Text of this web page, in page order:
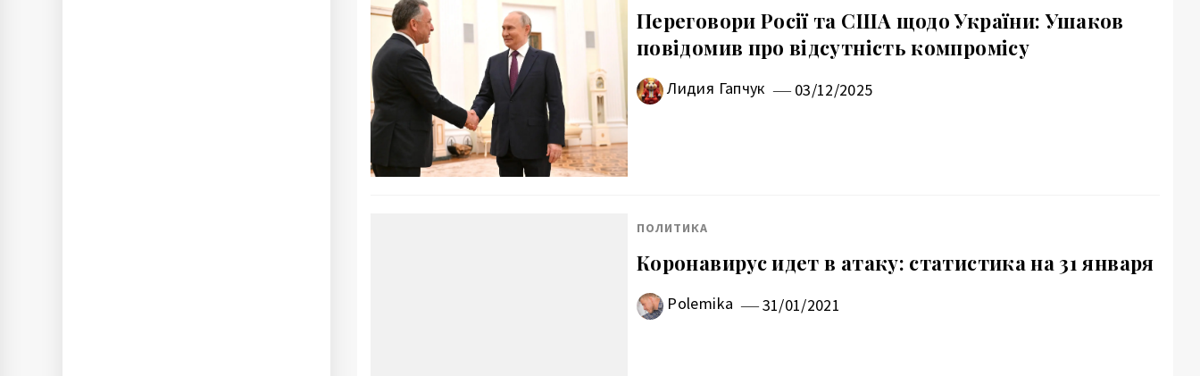
Переговори Росії та США щодо України: Ушаков
повідомив про відсутність компромісу
Лидия Гапчук 03/12/2025
ПОЛИТИКА
Коронавирус идет в атаку: статистика на 31 января
Polemika 31/01/2021